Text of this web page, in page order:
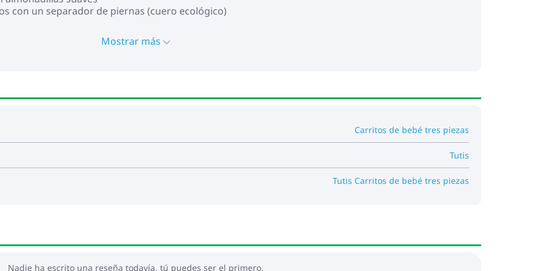
con un separador de piernas (cuero ecológico)
de bloqueo para movimiento recto, con vibración reducida
recién nacido
cinturón estándar o el sistema Isofix
Mostrar más
Carritos de bebé tres piezas
Tutis
Tutis Carritos de bebé tres piezas
Nadie ha escrito una reseña todavía, tú puedes ser el primero.